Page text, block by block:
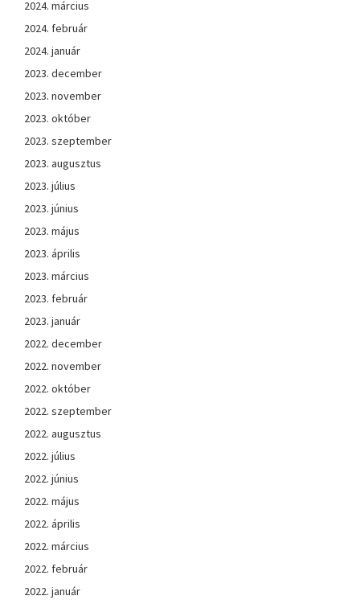
2024. március
2024. február
2024. január
2023. december
2023. november
2023. október
2023. szeptember
2023. augusztus
2023. július
2023. június
2023. május
2023. április
2023. március
2023. február
2023. január
2022. december
2022. november
2022. október
2022. szeptember
2022. augusztus
2022. július
2022. június
2022. május
2022. április
2022. március
2022. február
2022. január